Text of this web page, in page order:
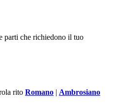
parti che richiedono il tuo
rito Romano | Ambrosiano